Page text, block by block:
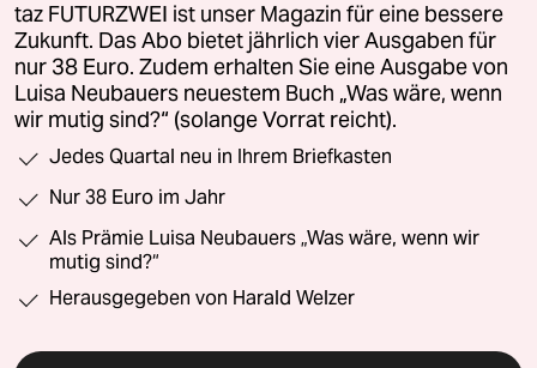
taz FUTURZWEI ist unser Magazin für eine bessere
Zukunft. Das Abo bietet jährlich vier Ausgaben für
nur 38 Euro. Zudem erhalten Sie eine Ausgabe von
Luisa Neubauers neuestem Buch „Was wäre, wenn
wir mutig sind?“ (solange Vorrat reicht).
Jedes Quartal neu in Ihrem Briefkasten
Nur 38 Euro im Jahr
Als Prämie Luisa Neubauers „Was wäre, wenn wir
mutig sind?“
Herausgegeben von Harald Welzer